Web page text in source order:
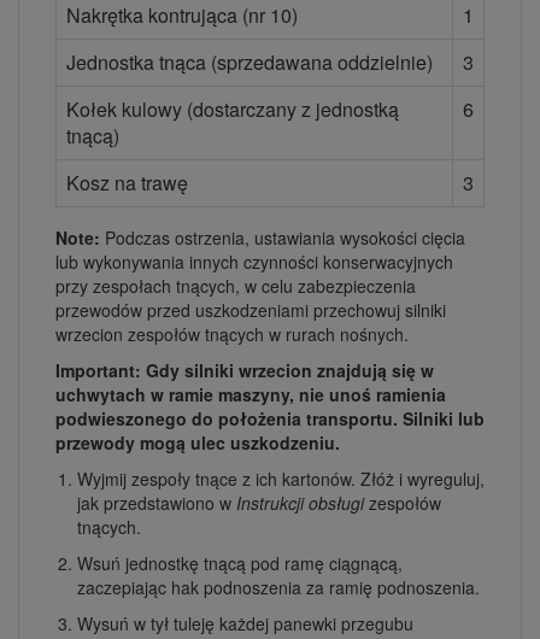
Nakrętka kontrująca (nr 10)
1
Jednostka tnąca (sprzedawana oddzielnie)
3
Kołek kulowy (dostarczany z jednostką
tnącą)
6
Kosz na trawę 3
Note: Podczas ostrzenia, ustawiania wysokości cięcia
lub wykonywania innych czynności konserwacyjnych
przy zespołach tnących, w celu zabezpieczenia
przewodów przed uszkodzeniami przechowuj silniki
wrzecion zespołów tnących w rurach nośnych.
Important: Gdy silniki wrzecion znajdują się w
uchwytach w ramie maszyny, nie unoś ramienia
podwieszonego do położenia transportu. Silniki lub
przewody mogą ulec uszkodzeniu.
Wyjmij zespoły tnące z ich kartonów. Złóż i wyreguluj,
jak przedstawiono w Instrukcji obsługizespołów
tnących.
Wsuń jednostkę tnącą pod ramę ciągnącą,
zaczepiając hak podnoszenia za ramię podnoszenia.
Wysuń w tył tuleję każdej panewki przegubu